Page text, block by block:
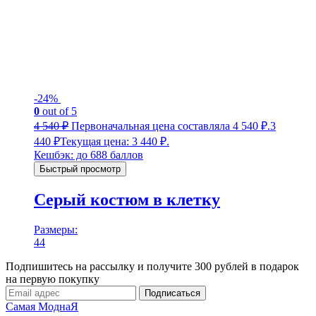
-24%
0 out of 5
4 540₽ Первоначальная цена составляла 4 540 ₽.3
440 ₽Текущая цена: 3 440 ₽.
Кешбэк: до 688 баллов
Быстрый просмотр
Серый костюм в клетку
Размеры:
44
Подпишитесь на рассылку и получите 300 рублей в подарок
на первую покупку
Подписаться
Самая МоднаЯ